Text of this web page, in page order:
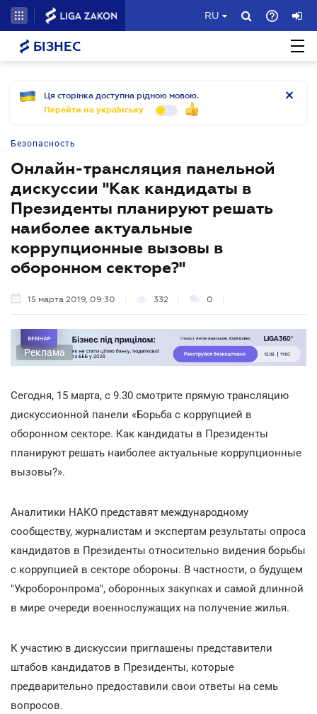
RU
БІЗНЕС
Ця сторінка доступна рідною мовою.
Перейти на українську
Безопасность
Онлайн-трансляция панельной
дискуссии "Как кандидаты в
Президенты планируют решать
наиболее актуальные
коррупционные вызовы в
оборонном секторе?"
15 марта 2019, 09:30 332 0
Реклама
Сегодня, 15 марта, с 9.30 смотрите прямую трансляцию
дискуссионной панели «Борьба с коррупцией в
оборонном секторе. Как кандидаты в Президенты
планируют решать наиболее актуальные коррупционные
вызовы?».
Аналитики НАКО представят международному
сообществу, журналистам и экспертам результаты опроса
кандидатов в Президенты относительно видения борьбы
с коррупцией в секторе обороны. В частности, о будущем
"Укроборонпрома", оборонных закупках и самой длинной
в мире очереди военнослужащих на получение жилья.
К участию в дискуссии приглашены представители
штабов кандидатов в Президенты, которые
предварительно предоставили свои ответы на семь
вопросов.